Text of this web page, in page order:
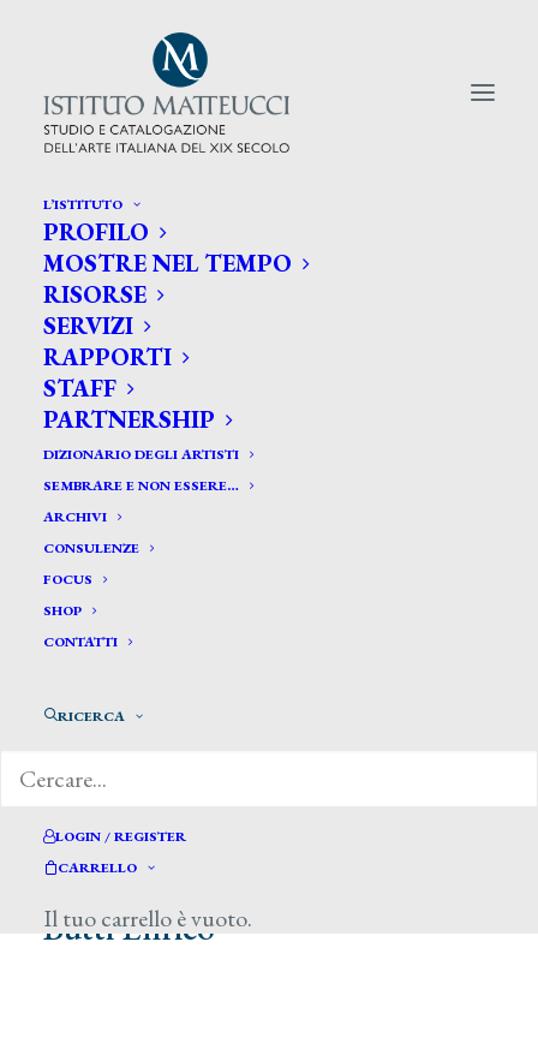
L’ISTITUTO
PROFILO
MOSTRE NEL TEMPO
RISORSE
SERVIZI
RAPPORTI
STAFF
PARTNERSHIP
DIZIONARIO DEGLI ARTISTI
SEMBRARE E NON ESSERE…
ARCHIVI
CONSULENZE
FOCUS
SHOP
CONTATTI
RICERCA
LOGIN / REGISTER
CARRELLO
Il tuo carrello è vuoto.
CERCA TRA GLI ARTISTI:
Search
for:
Butti Enrico